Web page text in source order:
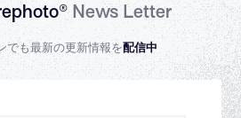
News Letter
でも最新の更新情報を配信中